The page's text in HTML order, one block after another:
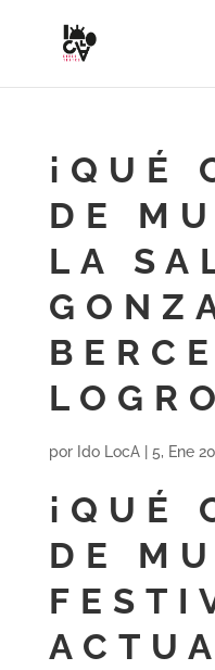
¡QUÉ
DE
LA
por Ido LocA| 5, Ene
¡QUÉ
DE